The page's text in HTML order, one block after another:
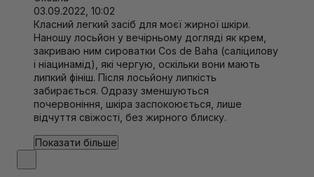
03.09.2022, 10:02
Класний легкий засіб для моєї жирної шкіри.
Наношу лосьйон у вечірньому догляді як крем,
закриваю ним сироватки Cos de Baha (саліцилову
і ніацинамід), які чергую, оскільки вони мають
липкий фініш. Після лосьйону липкість
забирається. Одразу зменшуються
почервоніння, шкіра заспокоюється, лише
відчуття свіжості, без жирного блиску.
Показати більше